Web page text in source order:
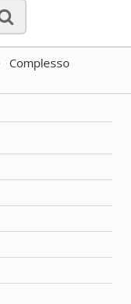
Complesso